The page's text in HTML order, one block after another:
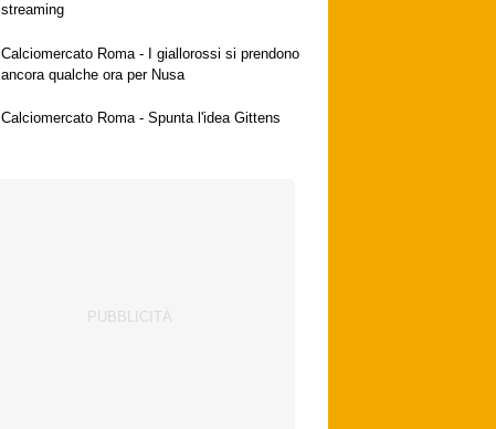
streaming
Calciomercato Roma - I giallorossi si prendono
ancora qualche ora per Nusa
Calciomercato Roma - Spunta l'idea Gittens